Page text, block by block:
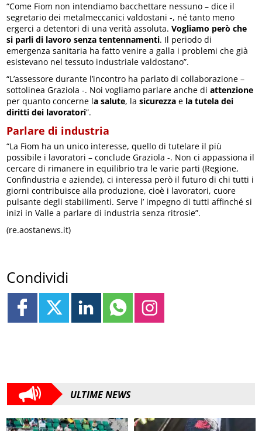
“Come Fiom non intendiamo bacchettare nessuno – dice il
segretario dei metalmeccanici valdostani -, né tanto meno
ergerci a detentori di una verità assoluta.Vogliamo però che
si parli di lavoro senza tentennamenti. Il periodo di
emergenza sanitaria ha fatto venire a galla i problemi che già
esistevano nel tessuto industriale valdostano”.
“L’assessore durante l’incontro ha parlato di collaborazione –
sottolinea Graziola -. Noi vogliamo parlare anche diattenzione
per quanto concerne la salute, lasicurezza e la tutela dei
diritti dei lavoratori”.
Parlare di industria
“La Fiom ha un unico interesse, quello di tutelare il più
possibile i lavoratori – conclude Graziola -. Non ci appassiona il
cercare di rimanere in equilibrio tra le varie parti (Regione,
Confindustria e aziende), ci interessa però il futuro di chi tutti i
giorni contribuisce alla produzione, cioè i lavoratori, cuore
pulsante degli stabilimenti. Serve l’ impegno di tutti affinché si
inizi in Valle a parlare di industria senza ritrosie”.
(re.aostanews.it)
Condividi
ULTIME NEWS